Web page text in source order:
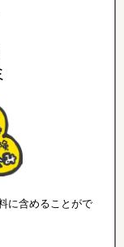
に含めることがで